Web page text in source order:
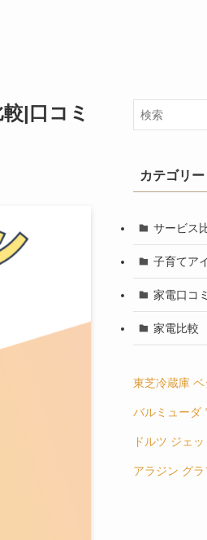
|口コミ
カテゴリー
サービス
子育てア
家電口コミ
家電比較
東芝冷蔵庫 ベ
バルミューダ
ドルツ ジェ
アラジン グ